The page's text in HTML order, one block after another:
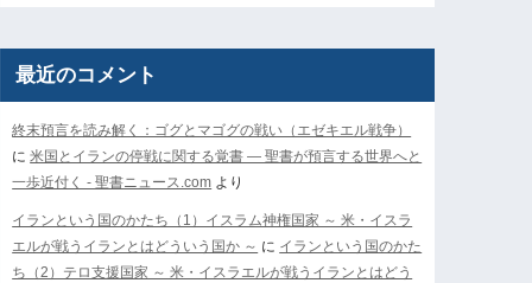
最近のコメント
終末預言を読み解く：ゴグとマゴグの戦い（エゼキエル戦争）
に米国とイランの停戦に関する覚書 ― 聖書が預言する世界へと
一歩近付く - 聖書ニュース.com より
イランという国のかたち（1）イスラム神権国家 ～ 米・イスラ
エルが戦うイランとはどういう国か ～ に イランという国のかた
ち（2）テロ支援国家 ～ 米・イスラエルが戦うイランとはどう